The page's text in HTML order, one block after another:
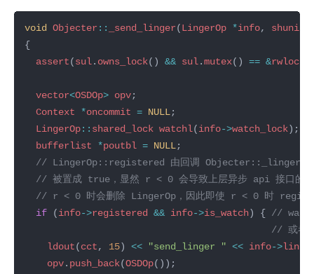
void Objecter :: _send_linger(LingerOp *info,
assert(sul. owns_lock() && sul.mutex() == &rwlock
vector<OSDOp> opv
Context
*oncommit = NULL
LingerOp:: shared_lock watchl(info->watch_lock
bufferlist
*poutbl = NULL
if (info->registered && info->is_watch) {
ldout(cct, 15) << "send_linger " << info->
opv. push_back(OSDOp